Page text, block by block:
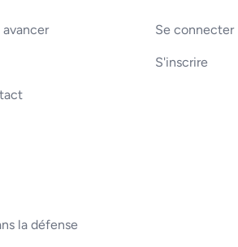
la défense
Se connecter
S'inscrire